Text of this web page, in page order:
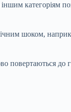
категоріям
шоком,
до